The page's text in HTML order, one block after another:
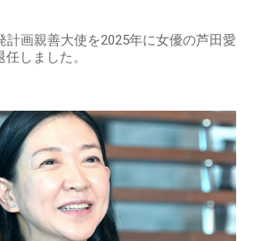
計画親善大使を2025年に女優の芦田愛
しました。